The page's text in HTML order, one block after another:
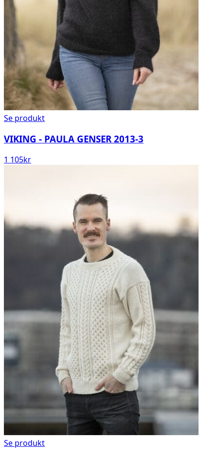
Se produkt
VIKING - PAULA GENSER 2013-3
1 105kr
Se produkt